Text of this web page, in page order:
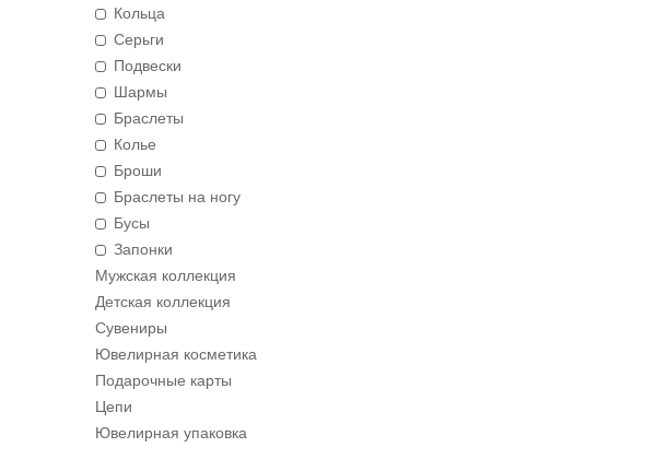
Кольца
Серьги
Подвески
Шармы
Браслеты
Колье
Броши
Браслеты на ногу
Бусы
Запонки
Мужская коллекция
Детская коллекция
Сувениры
Ювелирная косметика
Подарочные карты
Цепи
Ювелирная упаковка